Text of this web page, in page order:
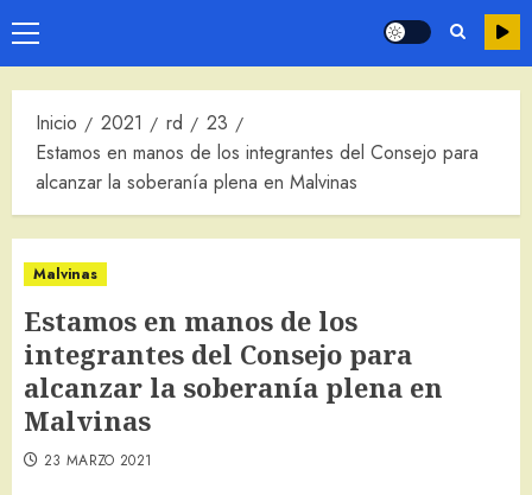
Menú
principal
Inicio 2021 rd
23
Estamos en manos de los integrantes del Consejo para
alcanzar la soberanía plena en Malvinas
Malvinas
Estamos en manos de los
integrantes del Consejo para
alcanzar la soberanía plena en
Malvinas
23 MARZO 2021